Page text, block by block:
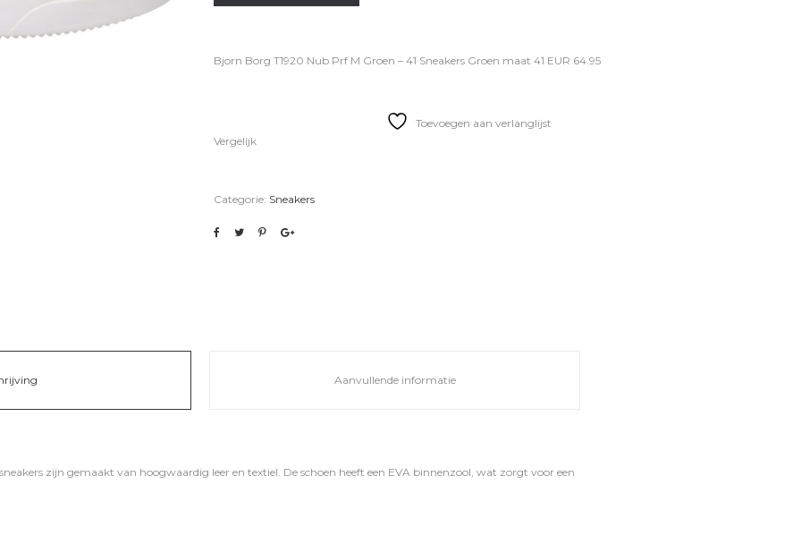
Bjorn Borg T1920 Nub Prf M Groen – 41 Sneakers Groen maat 41 EUR 64.95
Toevoegen aan verlanglijst
Vergelijk
Categorie: Sneakers
Aanvullende informatie
zijn gemaakt van hoogwaardig leer en textiel. De schoen heeft een EVA binnenzool, wat zorgt voor een